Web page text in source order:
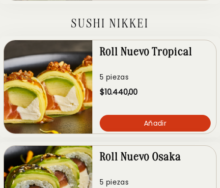
SUSHI NIKKEI
Roll Nuevo Tropical
5 piezas
$10.440,00
Añadir
Roll Nuevo Osaka
5 piezas